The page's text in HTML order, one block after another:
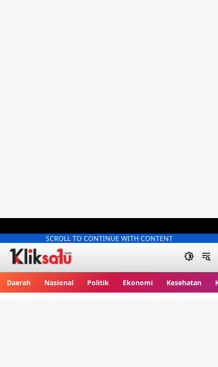
SCROLL TO CONTINUE WITH CONTENT
Daerah Nasional Politik Ekonomi Kesehatan